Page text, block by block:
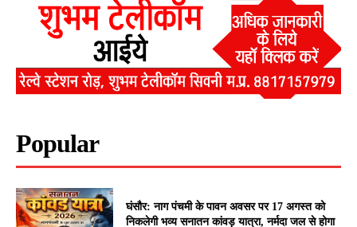
Popular
घंसौर: नाग पंचमी के पावन अवसर पर 17 अगस्त को
निकलेगी भव्य सनातन कांवड़ यात्रा, नर्मदा जल से होगा